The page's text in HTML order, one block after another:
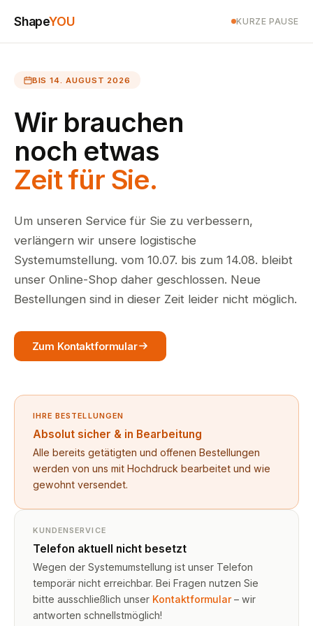
ShapeYOU KURZE PAUSE
BIS 14. AUGUST 2026
Wir brauchen
noch etwas
Zeit für Sie.
Um unseren Service für Sie zu verbessern,
verlängern wir unsere logistische
Systemumstellung. vom 10.07. bis zum 14.08. bleibt
unser Online-Shop daher geschlossen. Neue
Bestellungen sind in dieser Zeit leider nicht möglich.
Zum Kontaktformular
IHRE BESTELLUNGEN
Absolut sicher & in Bearbeitung
Alle bereits getätigten und offenen Bestellungen
werden von uns mit Hochdruck bearbeitet und wie
gewohnt versendet.
KUNDENSERVICE
Telefon aktuell nicht besetzt
Wegen der Systemumstellung ist unser Telefon
temporär nicht erreichbar. Bei Fragen nutzen Sie
bitte ausschließlich unser Kontaktformular– wir
antworten schnellstmöglich!